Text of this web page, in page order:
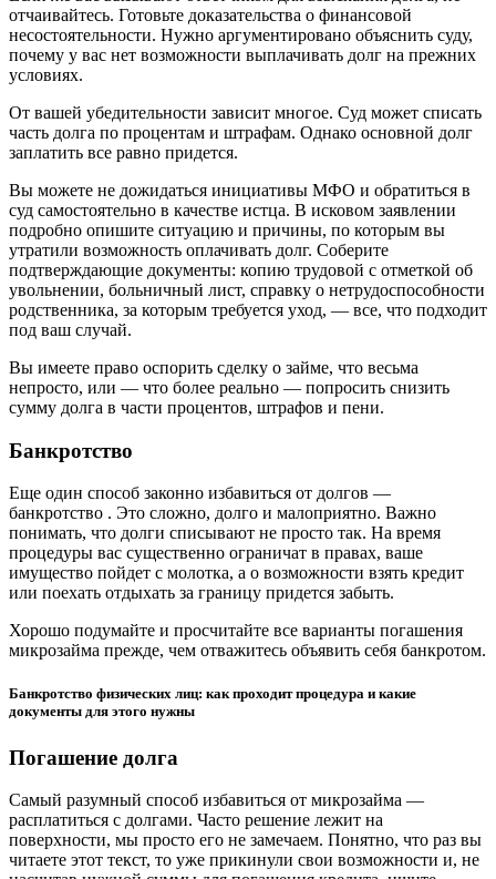
отчаивайтесь. Готовьте доказательства о финансовой
несостоятельности. Нужно аргументировано объяснить суду,
почему у вас нет возможности выплачивать долг на прежних
условиях.
От вашей убедительности зависит многое. Суд может списать
часть долга по процентам и штрафам. Однако основной долг
заплатить все равно придется.
Вы можете не дожидаться инициативы МФО и обратиться в
суд самостоятельно в качестве истца. В исковом заявлении
подробно опишите ситуацию и причины, по которым вы
утратили возможность оплачивать долг. Соберите
подтверждающие документы: копию трудовой с отметкой об
увольнении, больничный лист, справку о нетрудоспособности
родственника, за которым требуется уход, — все, что подходит
под ваш случай.
Вы имеете право оспорить сделку о займе, что весьма
непросто, или — что более реально — попросить снизить
сумму долга в части процентов, штрафов и пени.
Банкротство
Еще один способ законно избавиться от долгов —
банкротство . Это сложно, долго и малоприятно. Важно
понимать, что долги списывают не просто так. На время
процедуры вас существенно ограничат в правах, ваше
имущество пойдет с молотка, а о возможности взять кредит
или поехать отдыхать за границу придется забыть.
Хорошо подумайте и просчитайте все варианты погашения
микрозайма прежде, чем отважитесь объявить себя банкротом.
Банкротство физических лиц: как проходит процедура и какие
документы для этого нужны
Погашение долга
Самый разумный способ избавиться от микрозайма —
расплатиться с долгами. Часто решение лежит на
поверхности, мы просто его не замечаем. Понятно, что раз вы
читаете этот текст, то уже прикинули свои возможности и, не